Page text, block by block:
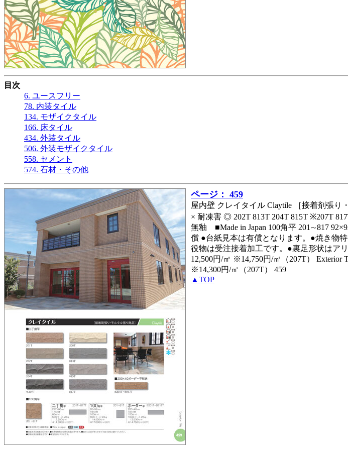
目次
6. ユースフリー
78. 内装タイル
134. モザイクタイル
166. 床タイル
434. 外装タイル
506. 外装モザイクタイル
558. セメント
574. 石材・その他
ページ： 459
屋内壁 クレイタイル Claytile ［接着剤張
× 耐凍害 ◎ 202T 813T 204T 815T ※207T
無釉 ■Made in Japan 100角平 201∼817
償 ●台紙見本は有償となります。●焼き物
役物は受注接着加工です。●裏足形状はア
12,500円/㎡ ※14,750円/㎡（207T） Exterior
※14,300円/㎡（207T） 459
▲TOP